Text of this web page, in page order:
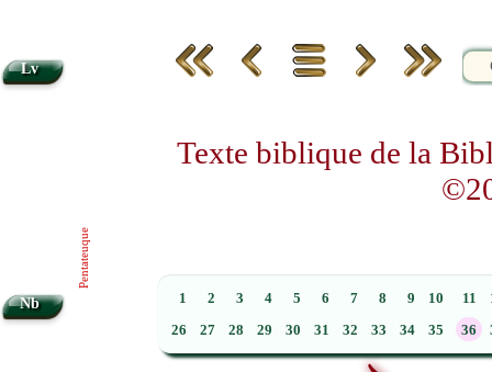
Texte biblique de la
1 2 3 4 5 6 7 8 9 10 11
26 27 28 29 30 31 32 33 34 35 36
Lv
Nb
Pentateuque